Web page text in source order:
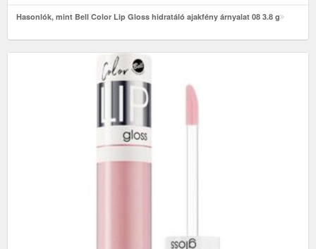
Hasonlók, mint Bell Color Lip Gloss hidratáló ajakfény árnyalat 08 3.8 g